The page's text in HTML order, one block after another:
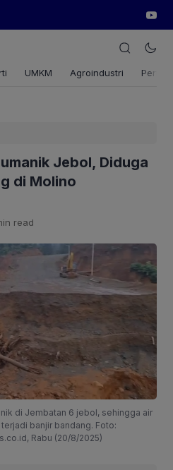
UMKM Agroindustri
Jebol, Diduga
di Molino
read
di Jembatan 6 jebol, sehingga air
banjir bandang. Foto:
Rabu (20/8/2025)